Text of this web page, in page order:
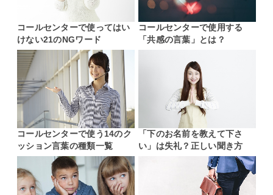
コールセンターで使ってはい
けない21のNGワード
コールセンターで使用する
「共感の言葉」とは？
コールセンターで使う14のク
ッション言葉の種類一覧
「下のお名前を教えて下さ
い」は失礼？正しい聞き方